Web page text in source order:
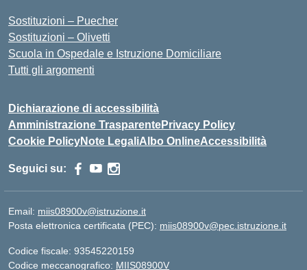
Sostituzioni – Puecher
Sostituzioni – Olivetti
Scuola in Ospedale e Istruzione Domiciliare
Tutti gli argomenti
Dichiarazione di accessibilità
Amministrazione TrasparentePrivacy Policy
Cookie PolicyNote LegaliAlbo OnlineAccessibilità
Seguici su:
Email: miis08900v@istruzione.it
Posta elettronica certificata (PEC): miis08900v@pec.istruzione.it
Codice fiscale: 93545220159
Codice meccanografico: MIIS08900V